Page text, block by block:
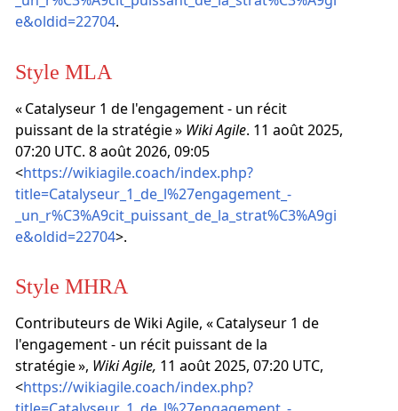
e&oldid=22704.
Style MLA
« Catalyseur 1 de l'engagement - un récit
puissant de la stratégie » Wiki Agile. 11 août 2025,
07:20 UTC. 8 août 2026, 09:05
<https://wikiagile.coach/index.php?
title=Catalyseur_1_de_l%27engagement_-
_un_r%C3%A9cit_puissant_de_la_strat%C3%A9gi
e&oldid=22704>.
Style MHRA
Contributeurs de Wiki Agile, « Catalyseur 1 de
l'engagement - un récit puissant de la
stratégie », Wiki Agile, 11 août 2025, 07:20 UTC,
<https://wikiagile.coach/index.php?